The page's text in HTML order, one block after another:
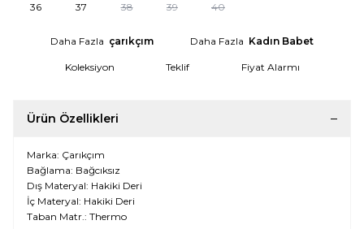
36 37 38 39 40
Daha Fazla çarıkçım Daha Fazla Kadın Babet
Koleksiyon Teklif Fiyat Alarmı
Ürün Özellikleri
Marka: Çarıkçım
Bağlama: Bağcıksız
Dış Materyal: Hakiki Deri
İç Materyal: Hakiki Deri
Taban Matr.: Thermo